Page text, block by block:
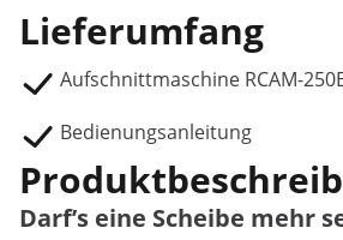
Lieferumfang
Aufschnittmaschine RCAM-
Bedienungsanleitung
Darf’s eine Scheibe mehr